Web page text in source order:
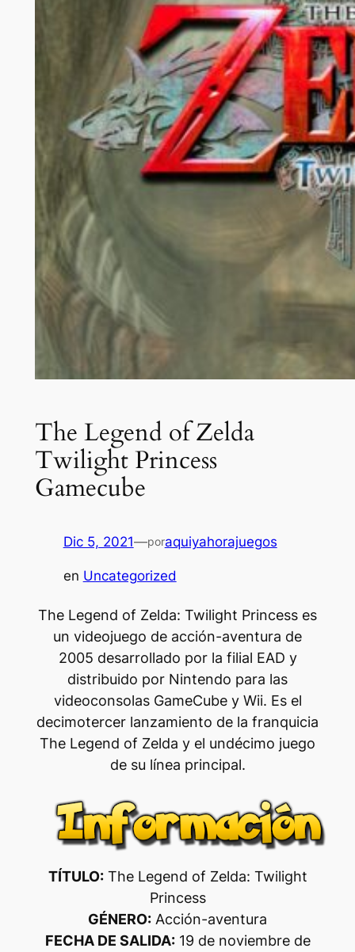
The Legend of Zelda
Twilight Princess
Gamecube
Dic 5, 2021—poraquiyahorajuegos
en Uncategorized
The Legend of Zelda: Twilight Princess es
un videojuego de acción-aventura de
2005 desarrollado por la filial EAD y
distribuido por Nintendo para las
videoconsolas GameCube y Wii. Es el
decimotercer lanzamiento de la franquicia
The Legend of Zelda y el undécimo juego
de su línea principal.
TÍTULO:The Legend of Zelda: Twilight
Princess
GÉNERO: Acción-aventura
FECHA DE SALIDA:19 de noviembre de